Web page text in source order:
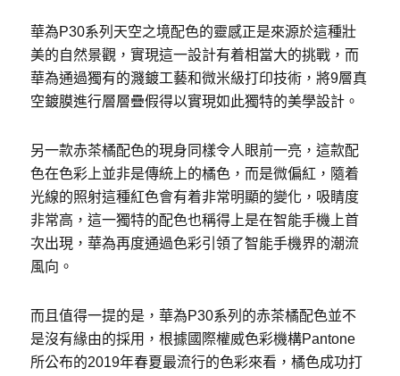
華為P30系列天空之境配色的靈感正是來源於這種壯
美的自然景觀，實現這一設計有着相當大的挑戰，而
華為通過獨有的濺鍍工藝和微米級打印技術，將9層真
空鍍膜進行層層疊假得以實現如此獨特的美學設計。
另一款赤茶橘配色的現身同樣令人眼前一亮，這款配
色在色彩上並非是傳統上的橘色，而是微偏紅，隨着
光線的照射這種紅色會有着非常明顯的變化，吸睛度
非常高，這一獨特的配色也稱得上是在智能手機上首
次出現，華為再度通過色彩引領了智能手機界的潮流
風向。
而且值得一提的是，華為P30系列的赤茶橘配色並不
是沒有緣由的採用，根據國際權威色彩機構Pantone
所公布的2019年春夏最流行的色彩來看，橘色成功打